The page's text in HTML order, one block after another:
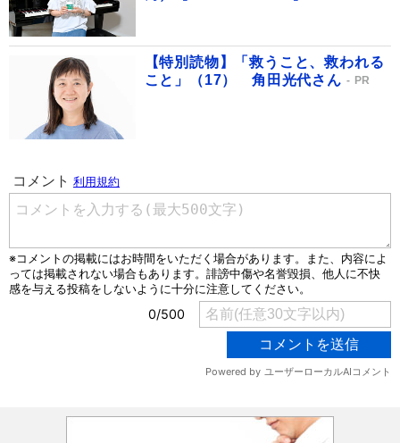
【特別読物】「救うこと、救われる
こと」（17） 角田光代さん
PR